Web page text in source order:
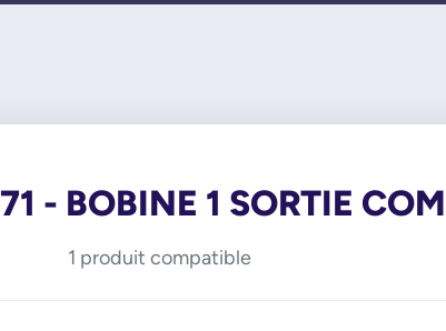
- BOBINE 1 SORTIE
1 produit compatible